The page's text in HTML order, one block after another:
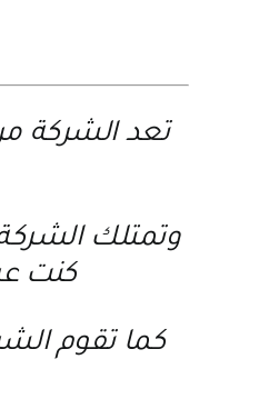
تعد الشركة
وتمتلك
كنت
كما تقوم